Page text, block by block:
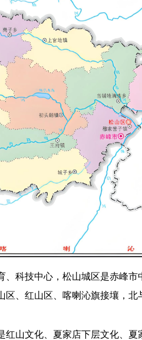
科技中心，松山城区是赤峰
、红山区、喀喇沁旗接壤，
山文化、夏家店下层文化、